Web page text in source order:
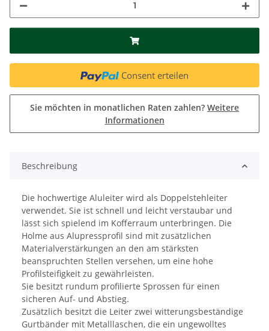
Consent erteilen
Sie möchten in monatlichen Raten zahlen? Weitere
Informationen
Beschreibung
Die hochwertige Aluleiter wird als Doppelstehleiter
verwendet. Sie ist schnell und leicht verstaubar und
lässt sich spielend im Kofferraum unterbringen. Die
Holme aus Alupressprofil sind mit zusätzlichen
Materialverstärkungen an den am stärksten
beanspruchten Stellen versehen, um eine hohe
Profilsteifigkeit zu gewährleisten.
Sie besitzt rundum profilierte Sprossen für einen
sicheren Auf- und Abstieg.
Zusätzlich besitzt die Leiter zwei witterungsbeständige
Gurtbänder mit Metalllaschen, die ein ungewolltes